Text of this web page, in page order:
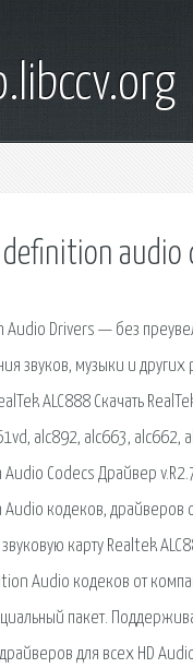
audio
Audio Drivers — без
звуков, музыки и
ALC888 Скачать
alc892, alc663, alc662,
Codecs Драйвер
кодеков, драйверов
карту Realtek
Audio кодеков от
пакет.
для всех HD